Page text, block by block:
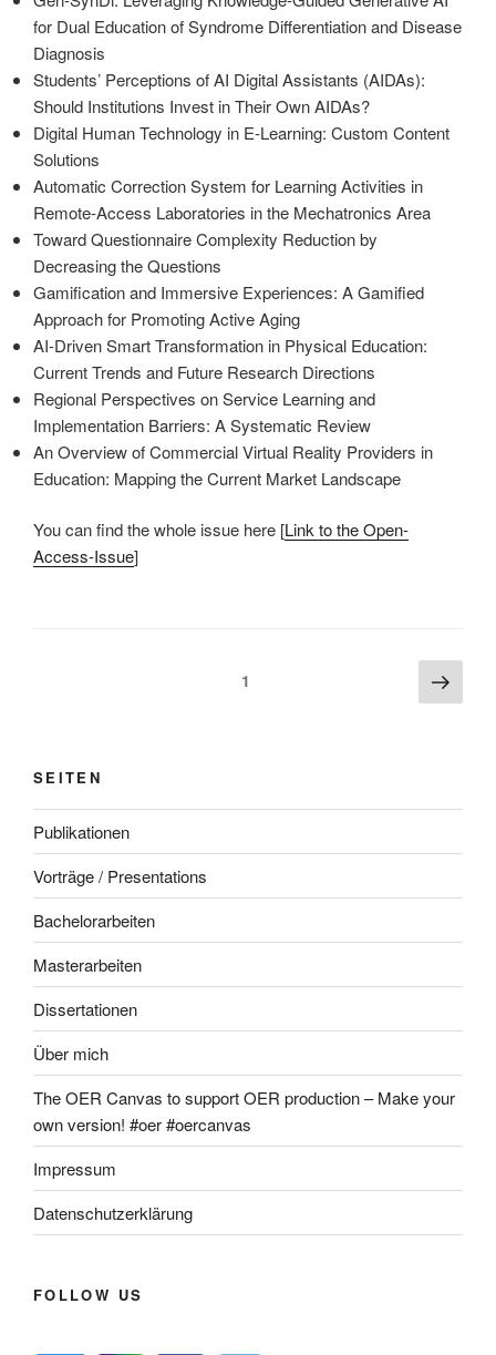
for Dual Education of Syndrome Differentiation and Disease
Diagnosis
Students’ Perceptions of AI Digital Assistants (AIDAs):
Should Institutions Invest in Their Own AIDAs?
Digital Human Technology in E-Learning: Custom Content
Solutions
Automatic Correction System for Learning Activities in
Remote-Access Laboratories in the Mechatronics Area
Toward Questionnaire Complexity Reduction by
Decreasing the Questions
Gamification and Immersive Experiences: A Gamified
Approach for Promoting Active Aging
AI-Driven Smart Transformation in Physical Education:
Current Trends and Future Research Directions
Regional Perspectives on Service Learning and
Implementation Barriers: A Systematic Review
An Overview of Commercial Virtual Reality Providers in
Education: Mapping the Current Market Landscape
You can find the whole issue here [Link to the Open-
Access-Issue]
1
Seite
SEITEN
Publikationen
Vorträge / Presentations
Bachelorarbeiten
Masterarbeiten
Dissertationen
Über mich
The OER Canvas to support OER production – Make your
own version! #oer #oercanvas
Impressum
Datenschutzerklärung
FOLLOW US